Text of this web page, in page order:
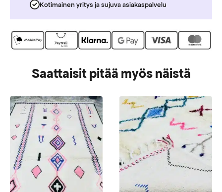
Kotimainen yritys ja sujuva asiakaspalvelu
Saattaisit pitää myös näistä